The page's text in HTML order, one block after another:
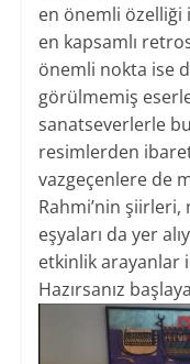
en önemli özelliği
en kapsamlı
önemli nokta ise
görülmemiş
sanatseverlerle
resimlerden
vazgeçenlere de
Rahmi’nin şiirleri,
eşyaları da yer
etkinlik arayanlar
Hazırsanız